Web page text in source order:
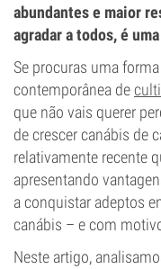
abundantes e maior
agradar a todos, é
Se procuras uma forma
contemporânea de
que não vais querer
de crescer canábis de
relativamente recente
apresentando
a conquistar adeptos
canábis – e com
Neste artigo,